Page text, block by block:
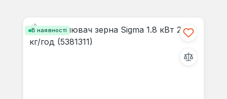
В наявності